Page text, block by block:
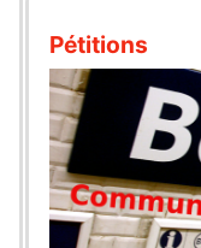
Pétitions